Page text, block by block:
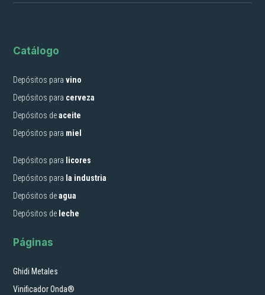
Catálogo
Depósitos paravino
Depósitos para cerveza
Depósitos deaceite
Depósitos para miel
Depósitos para licores
Depósitos para la industria
Depósitos deagua
Depósitos de leche
Páginas
Ghidi Metales
Vinificador Onda®